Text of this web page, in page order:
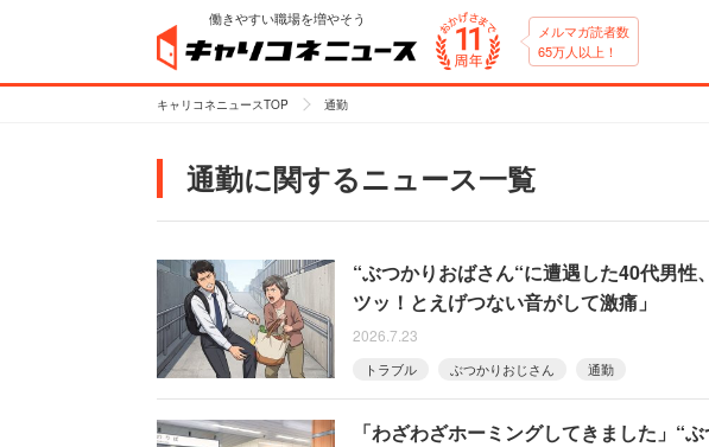
働きやすい職場を増やそう
メルマガ読者数
65万人以上！
キャリコネニュースTOP 通勤
通勤に関するニュース一覧
“ぶつかりおばさん“に遭遇した40代男
ツッ！とえげつない音がして激痛」
2026.7.23
トラブル ぶつかりおじさん 通勤
「わざわざホーミングしてきました」“